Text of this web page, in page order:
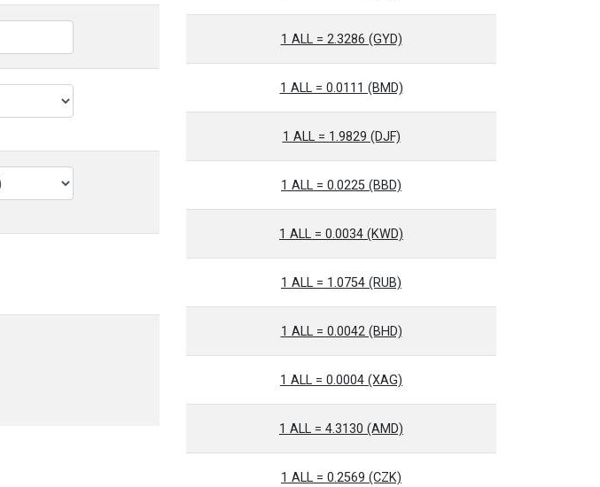
1 ALL = 2.3286 (GYD)
1 ALL = 0.0111 (BMD)
1 ALL = 1.9829 (DJF)
1 ALL = 0.0225 (BBD)
1 ALL = 0.0034 (KWD)
1 ALL = 1.0754 (RUB)
1 ALL = 0.0042 (BHD)
1 ALL = 0.0004 (XAG)
1 ALL = 4.3130 (AMD)
1 ALL = 0.2569 (CZK)